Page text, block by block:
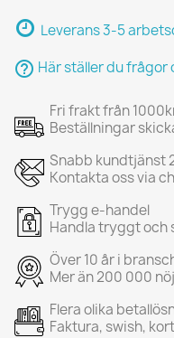
Leverans 3-5
help_outline Här ställer du frågor
Fri frakt från
Beställningar
Snabb kundtjänst
Kontakta oss via
Trygg e-handel
Handla tryggt och
Över 10 år i
Mer än 200 000
Flera olika
Faktura, swish,